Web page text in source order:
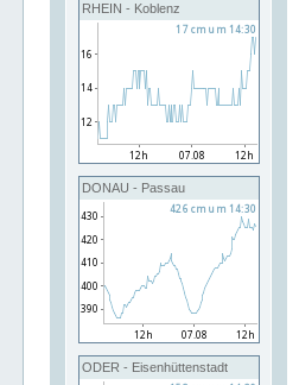
RHEIN - Koblenz
DONAU - Passau
ODER - Eisenhüttenstadt